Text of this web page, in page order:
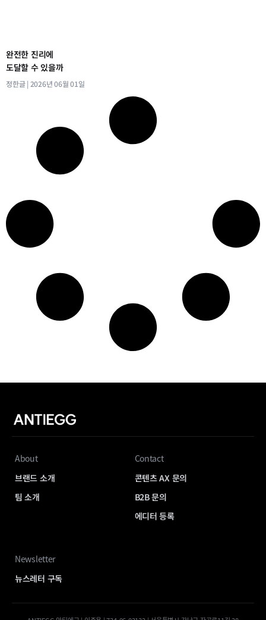
완전한 진리에
도달할 수 있을까
정한글 2026년 06월 01일
About
브랜드 소개
팀 소개
Contact
콘텐츠 AX 문의
B2B 문의
에디터 등록
Newsletter
뉴스레터 구독